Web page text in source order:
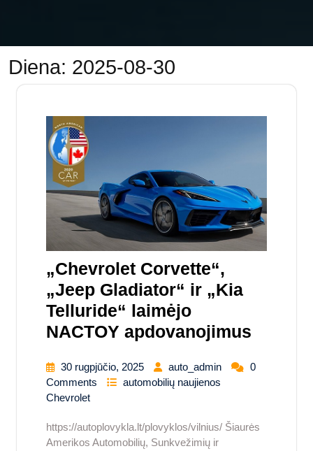
Diena: 2025-08-30
„Chevrolet Corvette“,
„Jeep Gladiator“ ir „Kia
Telluride“ laimėjo
NACTOY apdovanojimus
30 rugpjūčio, 2025 auto_admin
0
Comments
automobilių naujienos
Chevrolet
https://autoplovykla.lt/plovyklos/vilnius/ Šiaurės
Amerikos Automobilių, Sunkvežimių ir